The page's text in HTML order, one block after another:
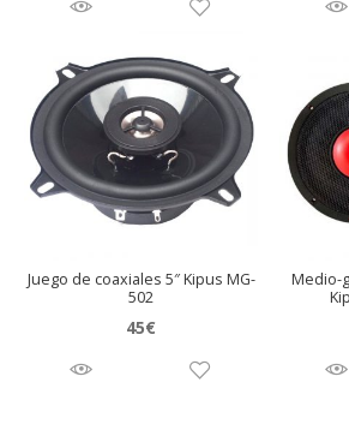
original
28€.
actual
23,80€.
Juego de coaxiales 5″ Kipus MG-
502
45€
Medio-